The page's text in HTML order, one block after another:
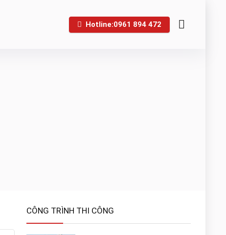
Hotline:0961 894 472
CÔNG TRÌNH THI CÔNG